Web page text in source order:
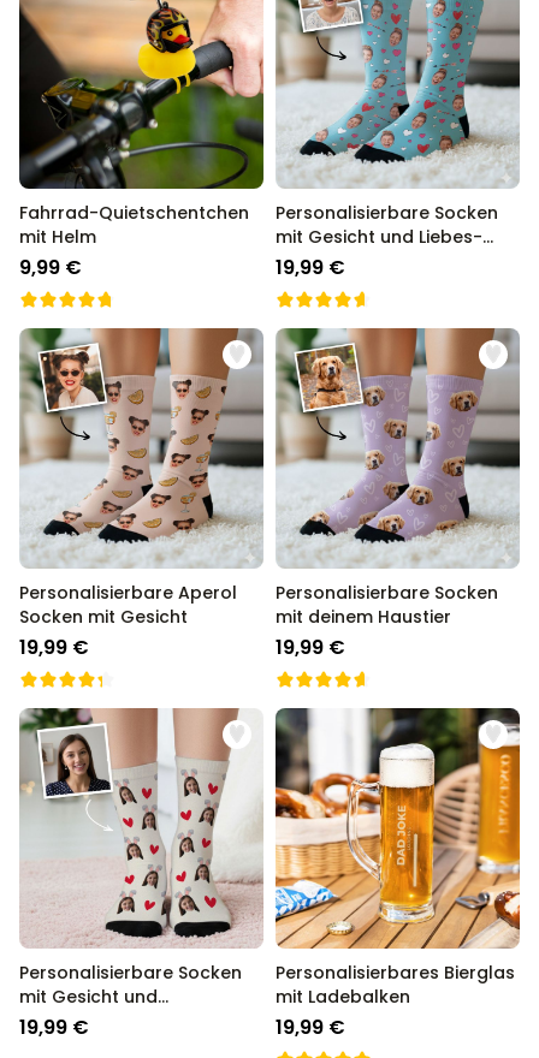
Fahrrad-Quietschentchen
mit Helm
9,99 €
Personalisierbare Socken
mit Gesicht und Liebes-
Designs
19,99 €
Personalisierbare Aperol
Socken mit Gesicht
19,99 €
Personalisierbare Socken
mit deinem Haustier
19,99 €
Personalisierbare Socken
mit Gesicht und
Hasenohren
19,99 €
Personalisierbares Bierglas
mit Ladebalken
19,99 €